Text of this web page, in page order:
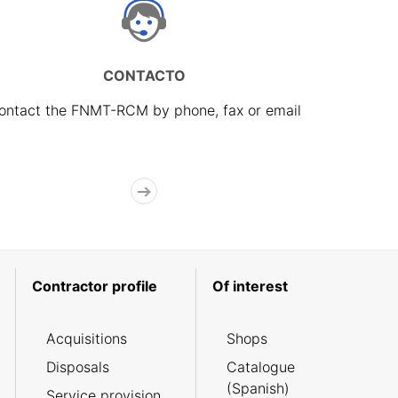
CONTACTO
the FNMT-RCM by phone, fax or email
Contractor profile
Acquisitions
Disposals
Of interest
Shops
Catalogue
(Spanish)